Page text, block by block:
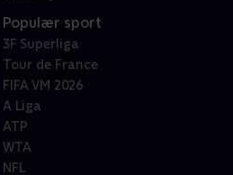
Populær sport
3F Superliga
Tour de France
FIFA VM 2026
A Liga
ATP
WTA
NFL